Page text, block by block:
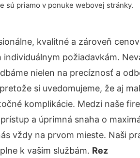
sú priamo v ponuke webovej stránky.
kvalitné a zároveň
požiadavkám.
nielen na precíznosť a
si uvedomujeme, že aj
komplikácie. Medzi naše
a úprimná snaha o
vždy na prvom mieste. Naši
k vašim službám. Rez